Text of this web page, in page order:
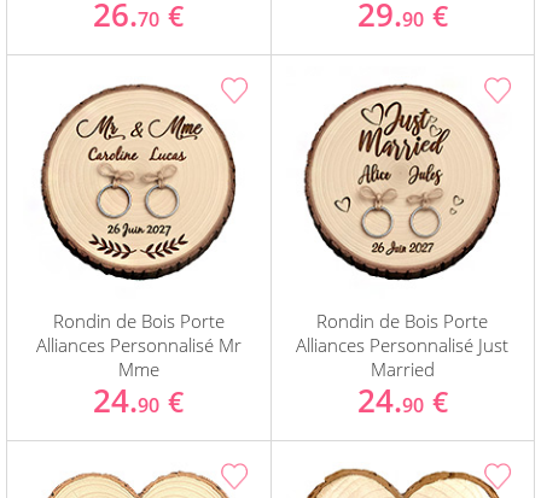
26.70 € 29.90 €
Rondin de Bois Porte
Alliances Personnalisé Mr
Mme
24.90 €
Rondin de Bois Porte
Alliances Personnalisé Just
Married
24.90 €